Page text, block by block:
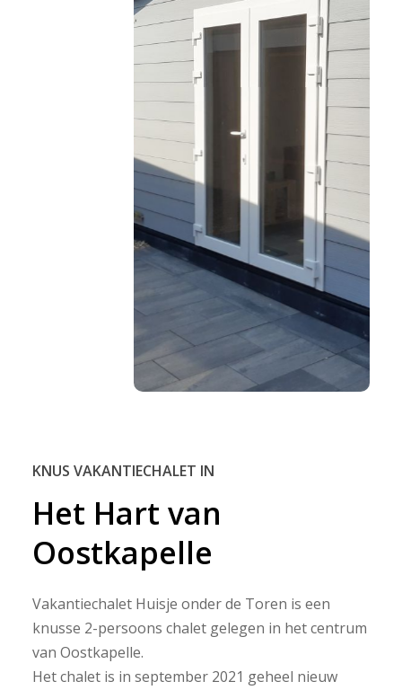
KNUS VAKANTIECHALET IN
Het Hart van
Oostkapelle
Vakantiechalet Huisje onder de Toren is een
knusse 2-persoons chalet gelegen in het centrum
van Oostkapelle.
Het chalet is in september 2021 geheel nieuw